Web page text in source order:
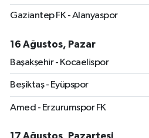
Gaziantep FK - Alanyaspor
16 Ağustos, Pazar
Başakşehir - Kocaelispor
Beşiktaş - Eyüpspor
Amed - Erzurumspor FK
17 Ağustos, Pazartesi